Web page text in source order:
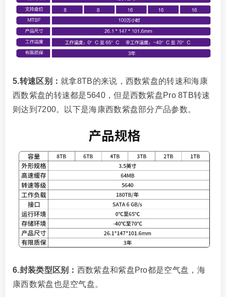
5.转速区别： 就拿8TB的来说，西数紫盘的转速和海康
西数紫盘的转速都是5640，但是西数紫盘Pro 8TB转速
则达到7200。以下是海康西数紫盘部分产品参数。
6.封装类型区别： 西数紫盘和紫盘Pro都是空气盘，海
康西数紫盘也是空气盘。